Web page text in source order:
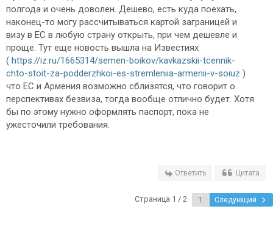
полгода и очень доволен. Дешево, есть куда поехать,
наконец-то могу рассчитываться картой заграницей и
визу в ЕС в любую страну открыть, при чем дешевле и
проще. Тут еще новость вышла на Известиях
( https://iz.ru/1665314/semen-boikov/kavkazskii-tcennik-
chto-stoit-za-podderzhkoi-es-stremleniia-armenii-v-soiuz )
что ЕС и Армения возможно сблизятся, что говорит о
перспективах безвиза, тогда вообще отлично будет. Хотя
бы по этому нужно оформлять паспорт, пока не
ужесточили требования.
Ответить Цитата
Страница 1 / 2 Следующий